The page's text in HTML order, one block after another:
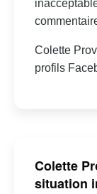
Colette
profils
Colette
situation